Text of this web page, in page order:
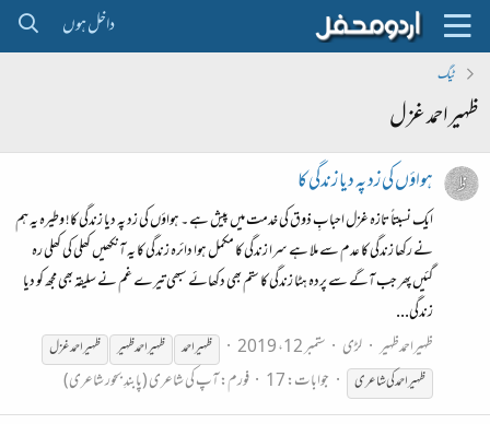
داخل ہوں
ٹیگ
ظہیراحمد غزل
ہواؤں کی زد پہ دیا زندگی کا
ایک نسبتاً تازہ غزل احبابِ ذوق کی خدمت میں پیش ہے ۔ ہواؤں کی زد پہ دیا زندگی کا! وطیرہ یہ ہم
نے رکھا زندگی کا عدم سے ملا ہے سرا زندگی کا مکمل ہوا دائرہ زندگی کا یہ آنکھیں کھلی کی کھلی رہ
گئیں پھر جب آگے سے پردہ ہٹا زندگی کا ستم بھی دکھائے سبھی تیرے غم نے سلیقہ بھی مجھ کو دیا
زندگی...
ظہیراحمدظہیر لڑی ستمبر 12، 2019 ظہیر احمد ظہیر احمد ظہیر ظہیراحمدغزل
ظہیراحمدکی شاعری جوابات: 17 فورم:آپ کی شاعری (پابندِ بحور شاعری)